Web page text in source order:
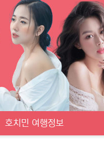
호치민 여행정보